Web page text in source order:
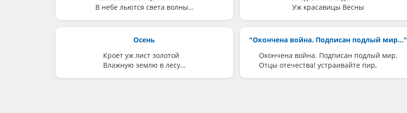
В небе льются света волны…
Уж красавицы Весны
Осень
Кроет уж лист золотой
Влажную землю в лесу…
"Окончена война. Подписан подлый мир..."
Окончена война. Подписан подлый мир.
Отцы отечества! устраивайте пир,